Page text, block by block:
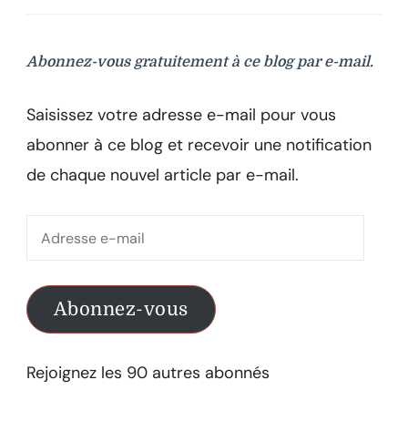
Abonnez-vous gratuitement à ce blog par e-mail.
Saisissez votre adresse e-mail pour vous
abonner à ce blog et recevoir une notification
de chaque nouvel article par e-mail.
Adresse
mail
Abonnez-vous
Rejoignez les 90 autres abonnés